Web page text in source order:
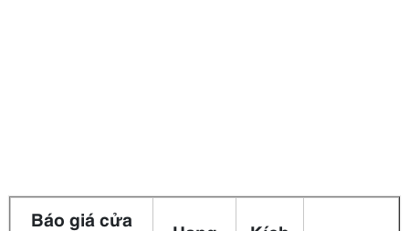
Báo giá cửa